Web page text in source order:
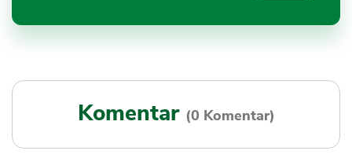
Komentar (0 Komentar)